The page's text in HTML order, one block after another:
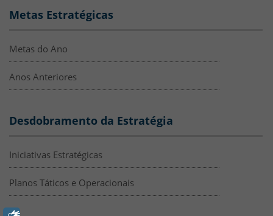
Metas Estratégicas
Metas do Ano
Anos Anteriores
Desdobramento da Estratégia
Iniciativas Estratégicas
Planos Táticos e Operacionais